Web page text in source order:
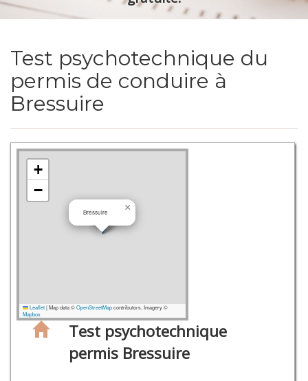
Test psychotechnique du
permis de conduire à
Bressuire
Bressuire ×
+
−
Leaflet |Map data ©OpenStreetMapcontributors, Imagery ©
Mapbox
Test psychotechnique
permis Bressuire